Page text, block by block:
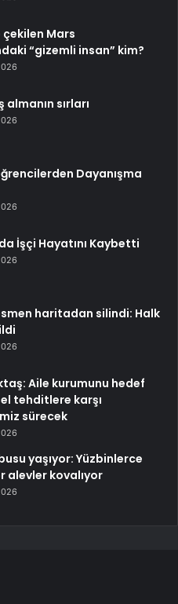
çekilen Mars
“gizemli insan” kim?
almanın sırları
Dayanışma
İşçi Hayatını Kaybetti
haritadan silindi: Halk
Aile kurumunu hedef
tehditlere karşı
sürecek
yaşıyor: Yüzbinlerce
alevler kovalıyor